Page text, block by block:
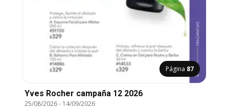
Página 87
Yves Rocher campaña 12 2026
25/08/2026- 14/09/2026